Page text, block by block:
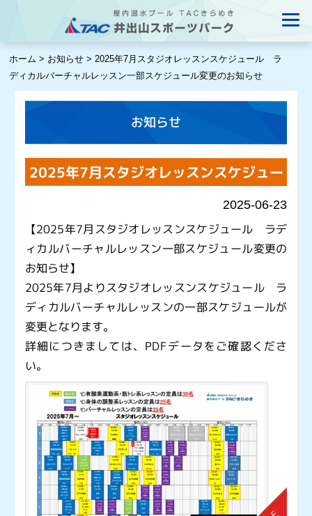
ホーム > お知らせ >2025年7月スタジオレッスンスケジュール ラ
ディカルバーチャルレッスン一部スケジュール変更のお知らせ
お知らせ
2025年7月スタジオレッスンスケジュー
ル ラディカルバーチャルレッスン一部
スケジュール変更のお知らせ
2025-06-23
【2025年7月スタジオレッスンスケジュール ラデ
ィカルバーチャルレッスン一部スケジュール変更の
お知らせ】
2025年7月よりスタジオレッスンスケジュール ラ
ディカルバーチャルレッスンの一部スケジュールが
変更となります。
詳細につきましては、PDFデータをご確認くださ
い。